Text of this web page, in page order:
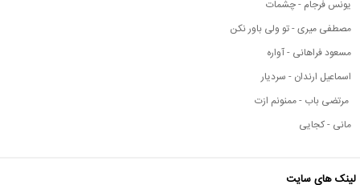
یونس فرجام - چشمات
مصطفی میری - تو ولی باور نکن
مسعود فراهانی - آواره
اسماعیل ارندان - سردیار
مرتضی باب - ممنونم ازت
مانی - کجایی
لینک های سایت